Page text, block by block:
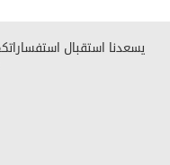
يسعدنا استقبال